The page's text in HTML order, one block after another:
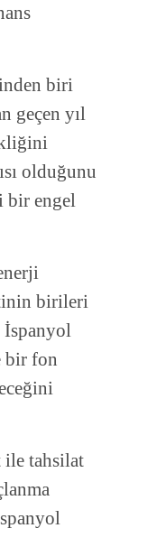
biri
geçen yıl
olduğunu
bir engel
birileri
İspanyol
bir fon
tahsilat